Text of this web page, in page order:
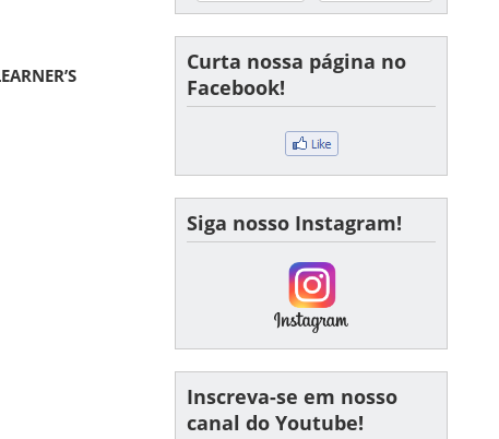
Curta nossa página no
Facebook!
Siga nosso Instagram!
Inscreva-se em nosso
canal do Youtube!